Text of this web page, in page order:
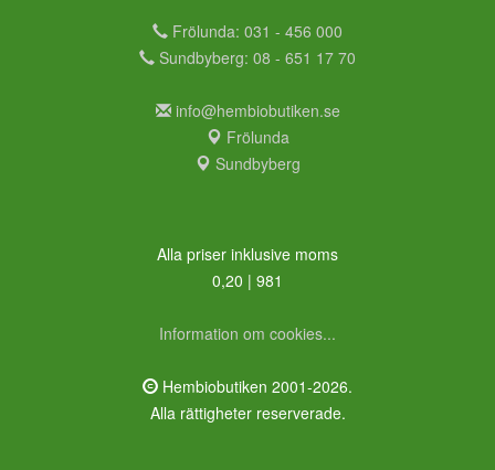
Frölunda: 031 - 456 000
Sundbyberg: 08 - 651 17 70
info@hembiobutiken.se
Frölunda
Sundbyberg
Alla priser inklusive moms
0,20 | 981
Information om cookies...
Hembiobutiken 2001-2026.
Alla rättigheter reserverade.